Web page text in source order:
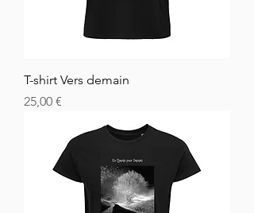
T-shirt Vers demain
Hinta
25,00 €